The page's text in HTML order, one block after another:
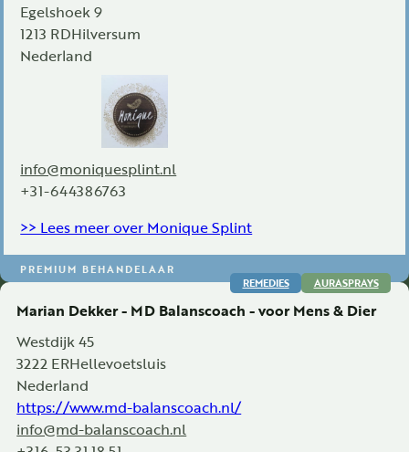
Egelshoek 9
1213 RDHilversum
Nederland
info@moniquesplint.nl
+31-644386763
PREMIUM BEHANDELAAR
>> Lees meer over Monique Splint
Marian Dekker - MD Balanscoach - voor Mens & Dier
Westdijk 45
3222 ERHellevoetsluis
Nederland
https://www.md-balanscoach.nl/
info@md-balanscoach.nl
REMEDIES AURASPRAYS